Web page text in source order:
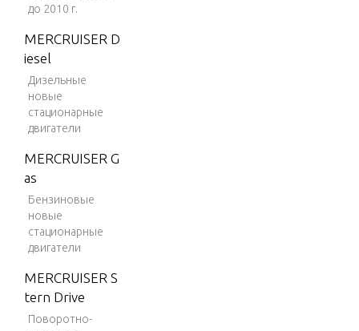
до 2010 г.
MERCRUISER D
iesel
Дизельные
новые
стационарные
двигатели
MERCRUISER G
as
Бензиновые
новые
стационарные
двигатели
MERCRUISER S
tern Drive
Поворотно-